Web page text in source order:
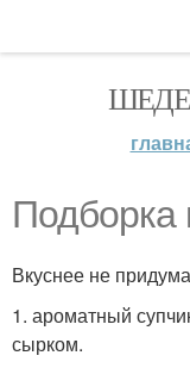
Подборка
Вкуснее не
1. ароматный
сырком.